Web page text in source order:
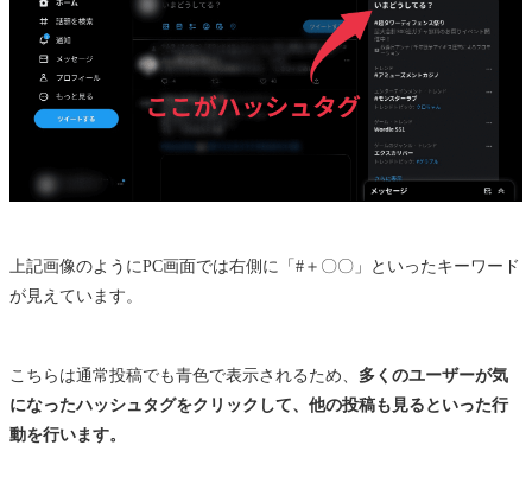
上記画像のようにPC画面では右側に「#＋〇〇」といったキーワード
が見えています。
こちらは通常投稿でも青色で表示されるため、 多くのユーザーが気
になったハッシュタグをクリックして、他の投稿も見るといった行
動を行います。